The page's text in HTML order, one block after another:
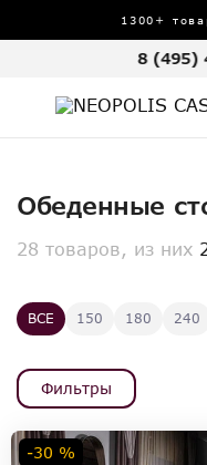
1300+
8 (495)
Обеденные
28 товаров, из них
ВСЕ 150 180 240
Фильтры
-30 %